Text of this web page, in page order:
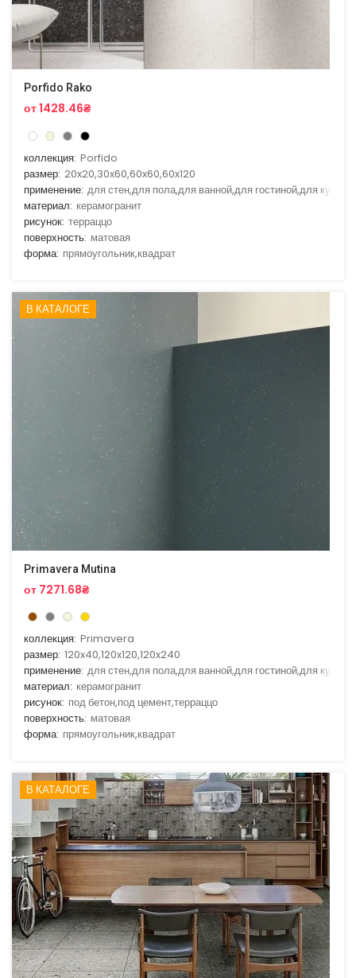
Porfido Rako
от 1428.46₴
коллекция: Porfido
размер: 20x20,30x60,60x60,60x120
применение: для стен,для пола,для ванной,для гостиной,для кухни
материал: керамогранит
рисунок: терраццо
поверхность: матовая
форма: прямоугольник,квадрат
В КАТАЛОГЕ
Primavera Mutina
от 7271.68₴
коллекция: Primavera
размер: 120x40,120x120,120x240
применение: для стен,для пола,для ванной,для гостиной,для кухни
материал: керамогранит
рисунок: под бетон,под цемент,терраццо
поверхность: матовая
форма: прямоугольник,квадрат
В КАТАЛОГЕ